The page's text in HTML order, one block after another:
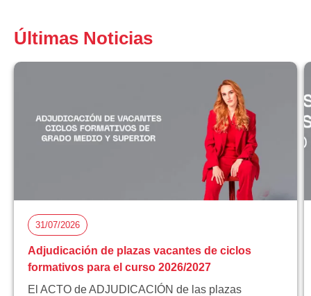
Últimas Noticias
31/07/2026
Adjudicación de plazas vacantes de ciclos
formativos para el curso 2026/2027
El ACTO de ADJUDICACIÓN de las plazas